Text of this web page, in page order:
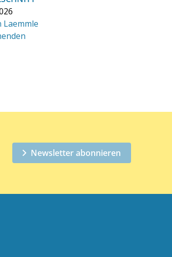
Laemmle
Newsletter abonnieren